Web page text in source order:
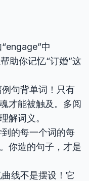
中
助你记忆“订婚”这
句背单词！只有
才能被触及。多阅
解词义。
的每一个词的每
你造的句子，才是
线不是摆设！它